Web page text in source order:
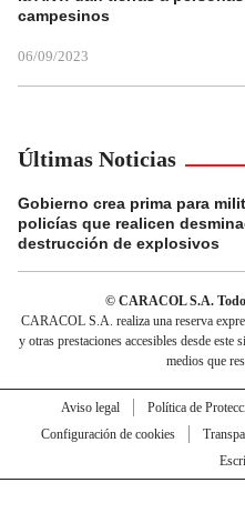
campesinos
06/09/2023
Últimas Noticias
Gobierno crea prima para
policías que realicen
destrucción de explosivos
© CARACOL S.A.
CARACOL S.A. realiza una reserva
y otras prestaciones accesibles desde este
medios que
Aviso legal Política de
Configuración de cookies